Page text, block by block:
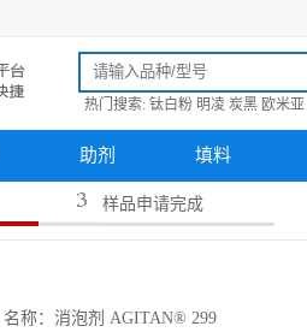
热门搜索: 钛白粉 明凌 炭黑 欧米亚
助剂 填料
样品申请完成
名称：消泡剂 AGITAN® 299